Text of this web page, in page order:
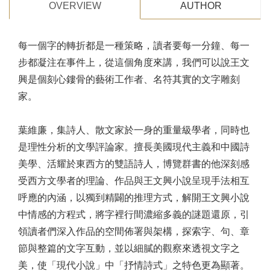
OVERVIEW AUTHOR
每一個字的轉折都是一種策略，讀者要每一分鐘、每一
步都凝注在事件上，從這個角度來講，我們可以說王文
興是個刻心鏤骨的藝術工作者、名符其實的文字雕刻
家。
葉維廉，集詩人、散文家於一身的重量級學者，同時也
是理性分析的文學評論家。擅長美國現代主義和中國詩
美學、活耀於東西方的雙語詩人，博覽群書的他深刻感
受西方文學者的理論、作品與王文興小說呈現手法相互
呼應的內涵，以獨到精闢的推理方式，解開王文興小說
中情感的方程式，將字裡行間濃縮多義的謎題還原，引
領讀者們深入作品的空間佈署與架構，探索字、句、章
節與整篇的文字互動，並以細膩的觀察來透視文字之
美，使「現代小說」中「抒情詩式」之特色更為顯著。